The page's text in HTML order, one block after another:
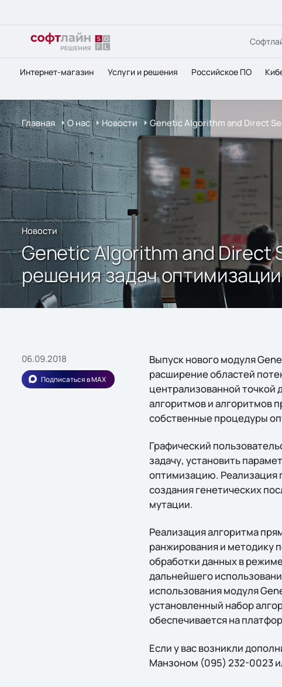
Интернет-магазин Услуги и решения Российское ПО
Главная О нас Новости Genetic Algorithm and Direct
Новости
Genetic Algorithm and Direct
решения задач оптимизации
06.09.2018
Подписаться в MAX
Выпуск нового модуля
расширение областей
централизованной точкой
алгоритмов и алгоритмов
собственные процедуры
Графический
задачу, установить
оптимизацию. Реализация
создания генетических
мутации.
Реализация алгоритма
ранжирования и методику
обработки данных в
дальнейшего
использования модуля
установленный набор
обеспечивается на
Если у вас возникли
Манзоном (095) 232-0023